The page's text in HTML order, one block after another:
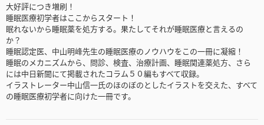
大好評につき増刷！
睡眠医療初学者はここからスタート！
眠れないから睡眠薬を処方する。果たしてそれが睡眠医療と言えるの
か？
睡眠認定医、中山明峰先生の睡眠医療のノウハウをこの一冊に凝縮！
睡眠のメカニズムから、問診、検査、治療計画、睡眠関連薬処方、さら
には中日新聞にて掲載されたコラム５０編もすべて収録。
イラストレーター中山信一氏のほのぼのとしたイラストを交えた、すべて
の睡眠医療初学者に向けた一冊です。